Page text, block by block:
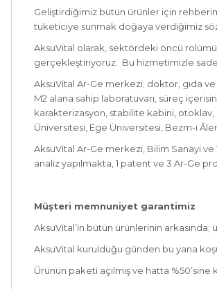
Geliştirdiğimiz bütün ürünler için
tüketiciye sunmak doğaya verdiğimiz
AksuVital olarak, sektördeki öncü
gerçekleştiriyoruz. Bu hizmetimizle
AksuVital Ar-Ge merkezi; doktor, gıda
M2 alana sahip laboratuvarı, süreç
karakterizasyon, stabilite kabini, otoklav,
Üniversitesi, Ege Üniversitesi, Bezm-i
AksuVital Ar-Ge merkezi, Bilim Sanayi
analiz yapılmakta, 1 patent ve 3 Ar-Ge
Müşteri memnuniyet garantimiz
AksuVital’in bütün ürünlerinin
AksuVital kurulduğu günden bu yana
Ürünün paketi açılmış ve hatta %50’sine